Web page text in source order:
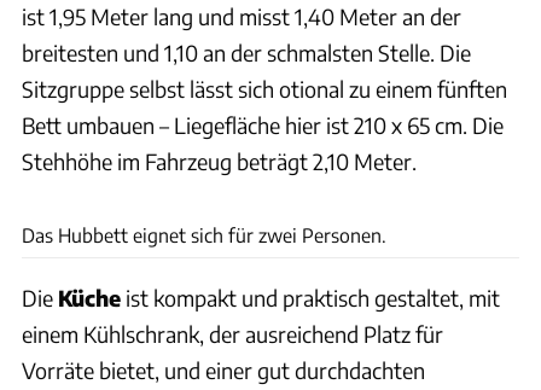
ist 1,95 Meter lang und misst 1,40 Meter an der
breitesten und 1,10 an der schmalsten Stelle. Die
Sitzgruppe selbst lässt sich otional zu einem fünften
Bett umbauen – Liegefläche hier ist 210 x 65 cm. Die
Stehhöhe im Fahrzeug beträgt 2,10 Meter.
Das Hubbett eignet sich für zwei Personen.
Die Küche ist kompakt und praktisch gestaltet, mit
einem Kühlschrank, der ausreichend Platz für
Vorräte bietet, und einer gut durchdachten